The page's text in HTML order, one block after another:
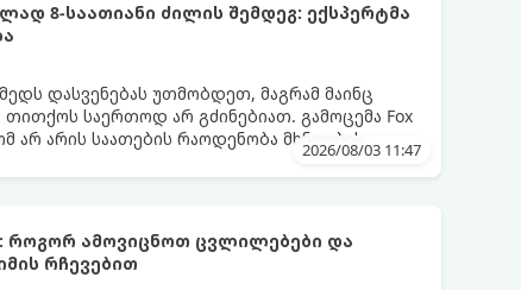
8-საათიანი ძილის შემდეგ: ექსპერტმა
დასვენებას უთმობდეთ, მაგრამ მაინც
საერთოდ არ გძინებიათ. გამოცემა Fox
არ არის საათების რაოდენობა მხნეობის2026/08/03 11:47
როგორ ამოვიცნოთ ცვლილებები და
რჩევებით